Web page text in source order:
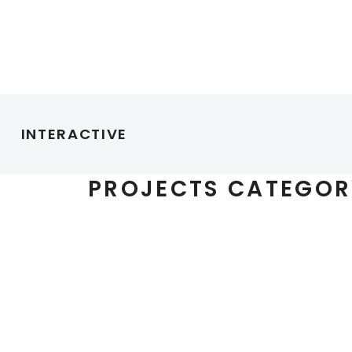
INTERACTIVE
PROJECTS